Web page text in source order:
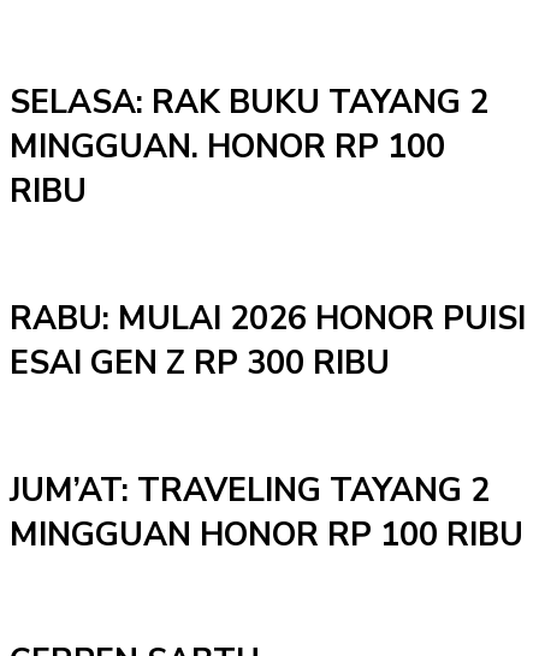
SELASA: RAK BUKU TAYANG 2
MINGGUAN. HONOR RP 100
RIBU
RABU: MULAI 2026 HONOR PUISI
ESAI GEN Z RP 300 RIBU
JUM’AT: TRAVELING TAYANG 2
MINGGUAN HONOR RP 100 RIBU